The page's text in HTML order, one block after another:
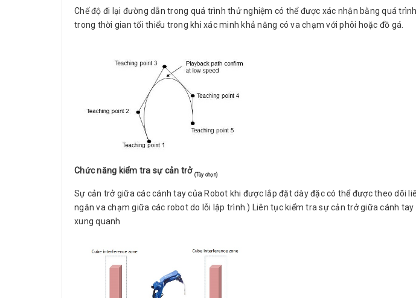
Chế độ đi lại đường dẫn trong quá trình thử nghiệm có thể được xác nhận bằng quá
trong thời gian tối thiểu trong khi xác minh khả năng có va chạm với phôi hoặc đồ gá.
Chức năng kiểm tra sự cản trở (Tùy chọn)
Sự cản trở giữa các cánh tay của Robot khi được lắp đặt dày đặc có thể được theo dõi
ngăn va chạm giữa các robot do lỗi lập trình.) Liên tục kiểm tra sự cản trở giữa cánh
xung quanh